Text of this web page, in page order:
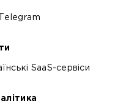
SaaS-сервіси